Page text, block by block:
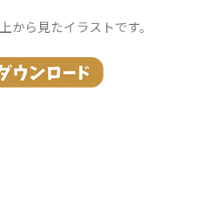
から見たイラストです。